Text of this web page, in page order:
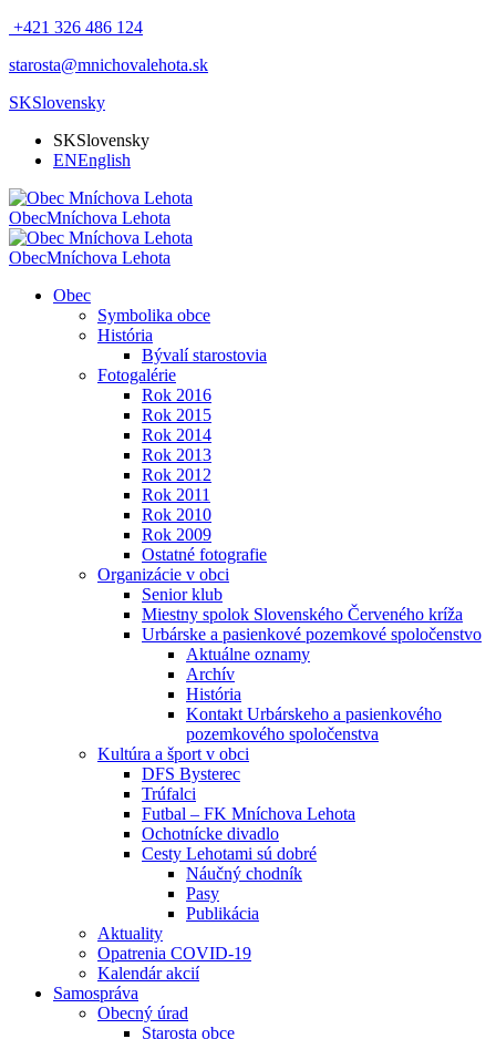
+421 326 486 124
starosta@mnichovalehota.sk
SKSlovensky
SKSlovensky
ENEnglish
ObecMníchova Lehota
ObecMníchova Lehota
Obec
Symbolika obce
História
Bývalí starostovia
Fotogalérie
Rok 2016
Rok 2015
Rok 2014
Rok 2013
Rok 2012
Rok 2011
Rok 2010
Rok 2009
Ostatné fotografie
Organizácie v obci
Senior klub
Miestny spolok Slovenského Červeného kríža
Urbárske a pasienkové pozemkové spoločenstvo
Aktuálne oznamy
Archív
História
Kontakt Urbárskeho a pasienkového
pozemkového spoločenstva
Kultúra a šport v obci
DFS Bysterec
Trúfalci
Futbal – FK Mníchova Lehota
Ochotnícke divadlo
Cesty Lehotami sú dobré
Náučný chodník
Pasy
Publikácia
Aktuality
Opatrenia COVID-19
Kalendár akcií
Samospráva
Obecný úrad
Starosta obce